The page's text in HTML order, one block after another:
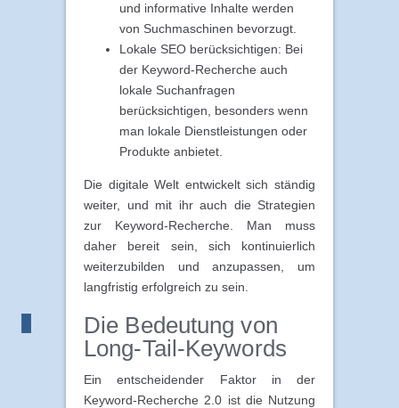
und informative Inhalte werden
von Suchmaschinen bevorzugt.
Lokale SEO berücksichtigen: Bei
der Keyword-Recherche auch
lokale Suchanfragen
berücksichtigen, besonders wenn
man lokale Dienstleistungen oder
Produkte anbietet.
Die digitale Welt entwickelt sich ständig
weiter, und mit ihr auch die Strategien
zur Keyword-Recherche. Man muss
daher bereit sein, sich kontinuierlich
weiterzubilden und anzupassen, um
langfristig erfolgreich zu sein.
Die Bedeutung von
Long-Tail-Keywords
Ein entscheidender Faktor in der
Keyword-Recherche 2.0 ist die Nutzung